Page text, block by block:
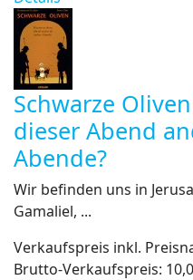
Schwarze
dieser Abend
Abende?
Wir befinden uns in
Gamaliel, ...
Verkaufspreis inkl.
Brutto-Verkaufspreis: